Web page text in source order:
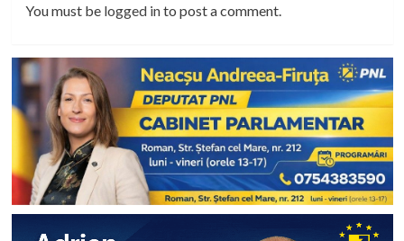
You must be logged into post a comment.